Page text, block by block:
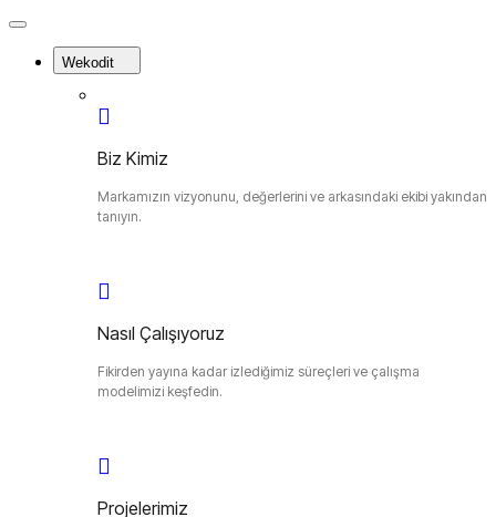
Close
Wekodit
Biz Kimiz
Markamızın vizyonunu, değerlerini ve arkasındaki ekibi yakından
tanıyın.
Nasıl Çalışıyoruz
Fikirden yayına kadar izlediğimiz süreçleri ve çalışma
modelimizi keşfedin.
Projelerimiz